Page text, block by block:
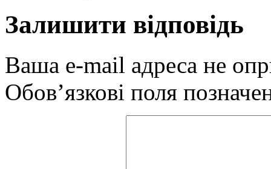
Залишити відповідь
Ваша e-mail адреса не
Обов’язкові поля